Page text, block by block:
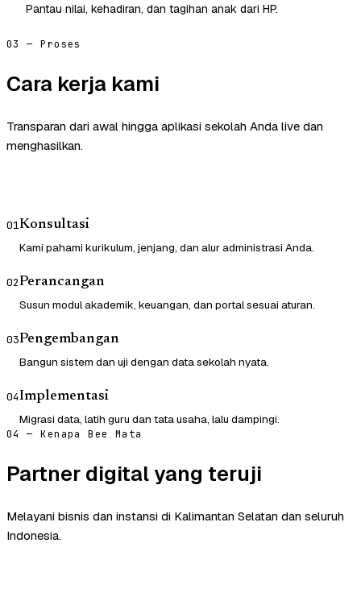
Pantau nilai, kehadiran, dan tagihan anak dari HP.
03 — Proses
Cara kerja kami
Transparan dari awal hingga aplikasi sekolah Anda live dan
menghasilkan.
01Konsultasi
Kami pahami kurikulum, jenjang, dan alur administrasi Anda.
02Perancangan
Susun modul akademik, keuangan, dan portal sesuai aturan.
03Pengembangan
Bangun sistem dan uji dengan data sekolah nyata.
04Implementasi
Migrasi data, latih guru dan tata usaha, lalu dampingi.
04 — Kenapa Bee Mata
Partner digital yang teruji
Melayani bisnis dan instansi di Kalimantan Selatan dan seluruh
Indonesia.